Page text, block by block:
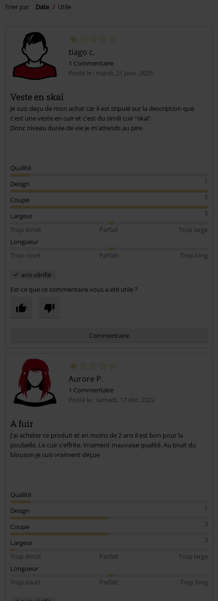
Trier par
Date Utile
tiago c.
1 Commentaire
Posté le : mardi, 21 janv. 2025
Veste en skaï
Je suis deçu de mon achat car il est stipulé sur la description que
c'est une veste en cuir et c'est du simili cuir "skaï".
Donc niveau durée de vie je m'attends au pire.
Qualité
1
Design
5
Coupe
5
Largeur
Trop étroit
Parfait
Trop large
Longueur
Trop court
Parfait Trop long
avis vérifié
Est-ce que ce commentaire vous a été utile ?
Commentaire
Envoyer le commentaire
Aurore P.
1 Commentaire
Posté le : samedi, 17 déc. 2022
A fuir
J'ai acheter ce produit et en moins de 2 ans il est bon pour la
poubelle. Le cuir s'effrite. Vraiment mauvaise qualité. Au bruit du
blouson je suis vraiment déçue
Qualité
1
Design
3
Coupe
3
Largeur
Trop étroit
Parfait
Trop large
Longueur
Trop court
Parfait Trop long